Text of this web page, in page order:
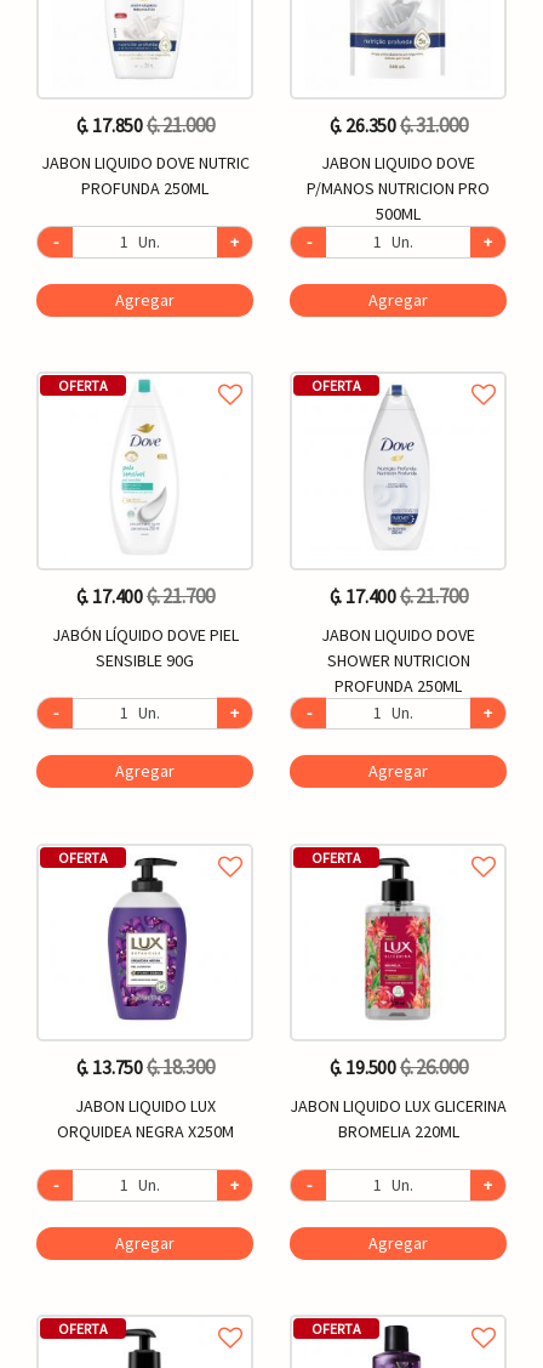
₲. 17.850₲. 21.000
JABON LIQUIDO DOVE NUTRIC
PROFUNDA 250ML
- Un. +
Agregar
₲. 26.350₲. 31.000
JABON LIQUIDO DOVE
P/MANOS NUTRICION PRO
500ML
-
Un. +
Agregar
OFERTA
₲. 17.400₲. 21.700
JABÓN LÍQUIDO DOVE PIEL
SENSIBLE 90G
- Un. +
Agregar
OFERTA
₲. 17.400₲. 21.700
JABON LIQUIDO DOVE
SHOWER NUTRICION
PROFUNDA 250ML
-
Un. +
Agregar
OFERTA
₲. 13.750₲. 18.300
JABON LIQUIDO LUX
ORQUIDEA NEGRA X250M
- Un. +
Agregar
OFERTA
₲. 19.500₲. 26.000
JABON LIQUIDO LUX GLICERINA
BROMELIA 220ML
- Un. +
Agregar
OFERTA OFERTA